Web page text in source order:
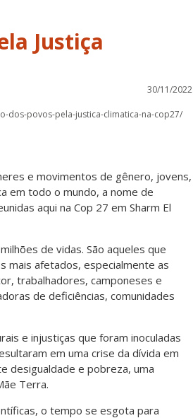
Justiça
30/11/2022
dos-povos-pela-justica-climatica-na-cop27/
e movimentos de gênero, jovens,
em todo o mundo, a nome de
aqui na Cop 27 em Sharm El
de vidas. São aqueles que
mais afetados, especialmente as
trabalhadores, camponeses e
de deficiências, comunidades
e injustiças que foram inoculadas
em uma crise da dívida em
desigualdade e pobreza, uma
Terra.
o tempo se esgota para